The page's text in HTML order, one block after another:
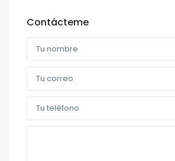
Contácteme